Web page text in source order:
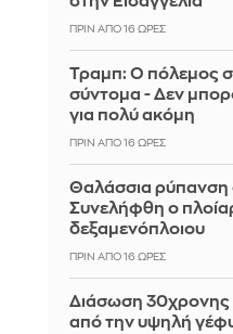
ΠΡΙΝ ΑΠΌ 16 ΏΡΕΣ
Τραμπ: Ο πόλεμος
σύντομα - Δεν
για πολύ ακόμη
ΠΡΙΝ ΑΠΌ 16 ΏΡΕΣ
Θαλάσσια
Συνελήφθη ο
δεξαμενόπλοιου
ΠΡΙΝ ΑΠΌ 16 ΏΡΕΣ
Διάσωση
από την υψηλή